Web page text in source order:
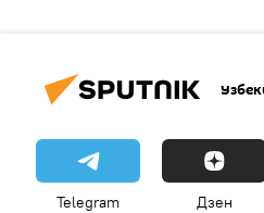
Telegram Дзен